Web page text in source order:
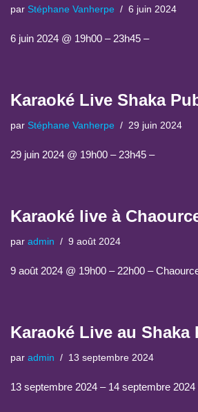
par Stéphane Vanherpe 6 juin 2024
6 juin 2024 @ 19h00 – 23h45 –
Karaoké Live Shaka
par Stéphane Vanherpe 29 juin 2024
29 juin 2024 @ 19h00 – 23h45 –
Karaoké live à
par admin 9 août 2024
9 août 2024 @ 19h00 – 22h00 –
Karaoké Live au Shaka
par admin 13 septembre 2024
13 septembre 2024 – 14 septembre